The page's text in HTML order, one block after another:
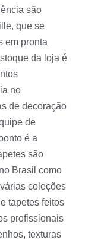
são
que se
em pronta
da loja é
no
de decoração
de
é a
são
Brasil como
coleções
tapetes feitos
profissionais
texturas